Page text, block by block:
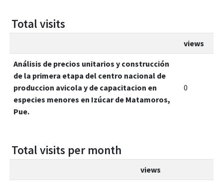
Total visits
views
Análisis de precios unitarios y construcción
de la primera etapa del centro nacional de
produccion avicola y de capacitacion en
especies menores en Izúcar de Matamoros,
Pue.
0
Total visits per month
views